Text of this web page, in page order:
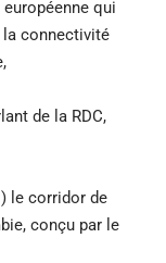
européenne qui
la connectivité
de la RDC,
le corridor de
conçu par le